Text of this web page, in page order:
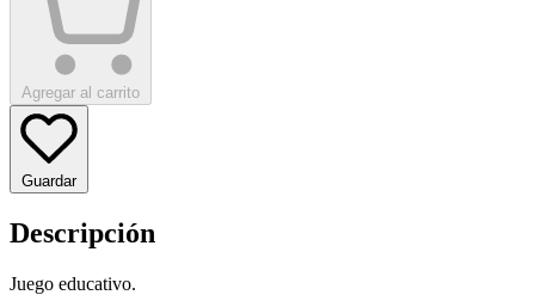
Agregar al carrito
Guardar
Descripción
Juego educativo.